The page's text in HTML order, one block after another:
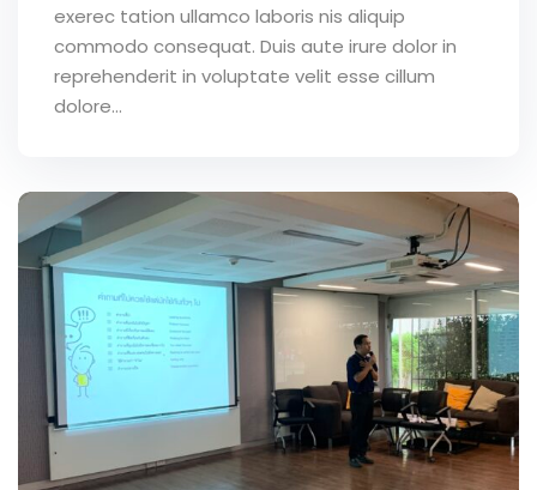
exerec tation ullamco laboris nis aliquip
commodo consequat. Duis aute irure dolor in
reprehenderit in voluptate velit esse cillum
dolore...